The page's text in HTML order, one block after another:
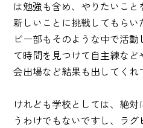
は勉強も含め、やりたいこ
新しいことに挑戦してもら
ビー部もそのような中で活
て時間を見つけて自主練な
会出場など結果も出してくれ
けれども学校としては、絶
うわけでもないですし、ラ